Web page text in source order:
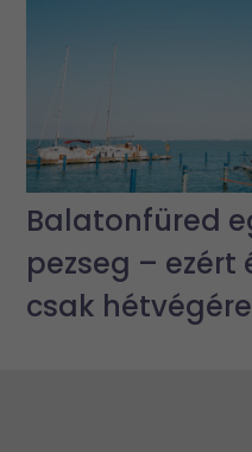
Balatonfüred
pezseg – ezért
csak